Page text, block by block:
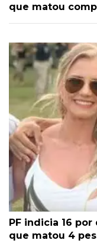
que matou
PF indicia 16
que matou 4